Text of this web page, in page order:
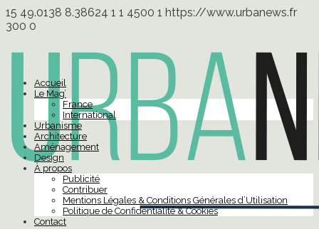
15 49.0138 8.38624 1 1 4500 1 https://www.urbanews.fr
300 0
Accueil
Le Mag’
France
International
Urbanisme
Architecture
Aménagement
Design
À propos
Publicité
Contribuer
Mentions Légales & Conditions Générales d’Utilisation
Politique de Confidentialité & Cookies
Contact